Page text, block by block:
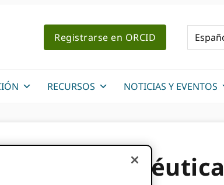
Registrarse en ORCID
RECURSOS NOTICIAS Y EVENTOS
farmacéutica